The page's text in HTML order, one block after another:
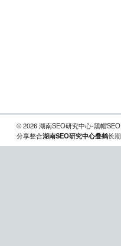
© 2026 湖南SEO研究中心-黑帽
分享整合湖南SEO研究中心叠鹤长